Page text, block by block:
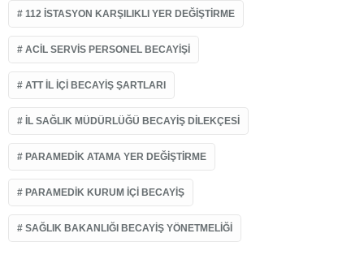
112 ISTASYON KARŞILIKLI YER DEĞIŞTIRME
ACIL SERVIS PERSONEL BECAYIŞI
ATT IL IÇI BECAYIŞ ŞARTLARI
IL SAĞLIK MÜDÜRLÜĞÜ BECAYIŞ DILEKÇESI
PARAMEDIK ATAMA YER DEĞIŞTIRME
PARAMEDIK KURUM IÇI BECAYIŞ
SAĞLIK BAKANLIĞI BECAYIŞ YÖNETMELIĞI